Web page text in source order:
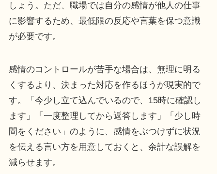
しょう。ただ、職場では自分の感情が他人の仕事
に影響するため、最低限の反応や言葉を保つ意識
が必要です。
感情のコントロールが苦手な場合は、無理に明る
くするより、決まった対応を作るほうが現実的で
す。「今少し立て込んでいるので、15時に確認し
ます」「一度整理してから返答します」「少し時
間をください」のように、感情をぶつけずに状況
を伝える言い方を用意しておくと、余計な誤解を
減らせます。